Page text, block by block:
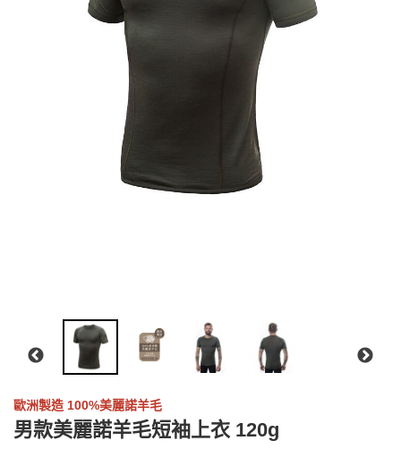
歐洲製造 100%美麗諾羊毛
男款美麗諾羊毛短袖上衣 120g